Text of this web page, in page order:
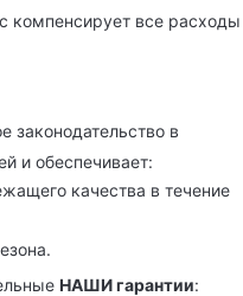
компенсирует все расходы
законодательство в
и обеспечивает:
качества в течение
НАШИ гарантии: